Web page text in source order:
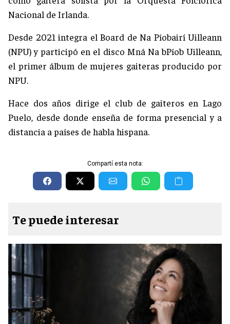
Nacional de Irlanda.
Desde 2021 integra el Board de Na Píobairí Uilleann
(NPU) y participó en el disco Mná Na bPíob Uilleann,
el primer álbum de mujeres gaiteras producido por
NPU.
Hace dos años dirige el club de gaiteros en Lago
Puelo, desde donde enseña de forma presencial y a
distancia a países de habla hispana.
Compartí esta nota:
Te puede interesar